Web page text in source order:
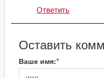
Ответить
Оставить
Ваше имя: